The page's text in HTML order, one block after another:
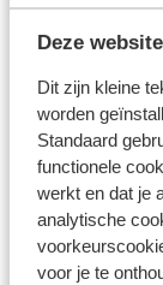
Deze
Dit zijn kleine
worden
Standaard
functionele
werkt en dat je
analytische
voor je te
Très très
qualité
Très très
qualité
Michot V
Met familie